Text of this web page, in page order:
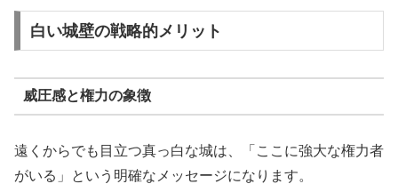
白い城壁の戦略的メリット
威圧感と権力の象徴
遠くからでも目立つ真っ白な城は、「ここに強大な権力者
がいる」という明確なメッセージになります。